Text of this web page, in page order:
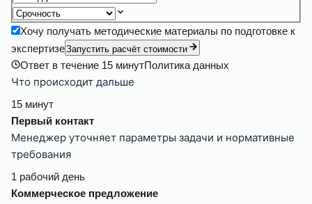
Хочу получать методические материалы по подготовке к
экспертизеЗапустить расчёт стоимости
Ответ в течение 15 минутПолитика данных
Что происходит дальше
15 минут
Первый контакт
Менеджер уточняет параметры задачи и нормативные
требования
1 рабочий день
Коммерческое предложение